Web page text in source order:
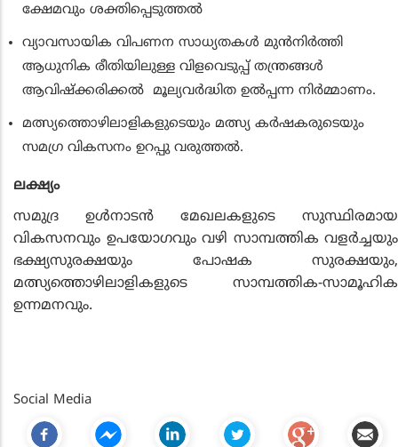
ക്ഷേമവും ശക്തിപ്പെടുത്തല്‍
വ്യാവസായിക വിപണന സാധ്യതകള്‍ മുന്‍നിര്‍ത്തി
ആധുനിക രീതിയിലുള്ള വിളവെടുപ്പ് തന്ത്രങ്ങള്‍
ആവിഷ്‌ക്കരിക്കല്‍ മൂല്യവര്‍ദ്ധിത ഉല്‍പ്പന്ന നിര്‍മ്മാണം.
മത്സ്യത്തൊഴിലാളികളുടെയും മത്സ്യ കര്‍ഷകരുടെയും
സമഗ്ര വികസനം ഉറപ്പു വരുത്തല്‍.
ലക്ഷ്യം
സമുദ്ര ഉള്‍നാടന്‍ മേഖലകളുടെ സുസ്ഥിരമായ
വികസനവും ഉപയോഗവും വഴി സാമ്പത്തിക വളര്‍ച്ചയും
ഭക്ഷ്യസുരക്ഷയും പോഷക സുരക്ഷയും,
മത്സ്യത്തൊഴിലാളികളുടെ സാമ്പത്തിക-സാമൂഹിക
ഉന്നമനവും.
Social Media